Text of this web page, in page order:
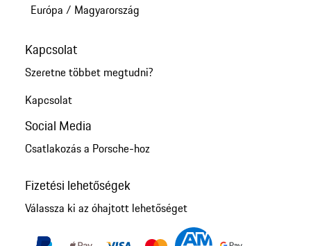
Európa / Magyarország
Kapcsolat
Szeretne többet megtudni?
Kapcsolat
Social Media
Csatlakozás a Porsche-hoz
Fizetési lehetőségek
Válassza ki az óhajtott lehetőséget